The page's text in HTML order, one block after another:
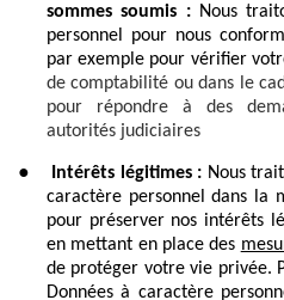
sommes soumis :Nous
personnel pour nous
par exemple pour vérifier
de comptabilité ou dans le
pour répondre à des
autorités judiciaires
● Intérêts légitimes : Nous
caractère personnel dans la
pour préserver nos intérêts
en mettant en place des
de protéger votre vie privée.
Données à caractère